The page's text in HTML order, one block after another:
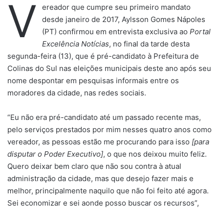
V
ereador que cumpre seu primeiro mandato
desde janeiro de 2017, Aylsson Gomes Nápoles
(PT) confirmou em entrevista exclusiva ao Portal
Excelência Notícias, no final da tarde desta
segunda-feira (13), que é pré-candidato à Prefeitura de
Colinas do Sul nas eleições municipais deste ano após seu
nome despontar em pesquisas informais entre os
moradores da cidade, nas redes sociais.
“Eu não era pré-candidato até um passado recente mas,
pelo serviços prestados por mim nesses quatro anos como
vereador, as pessoas estão me procurando para isso [para
disputar o Poder Executivo], o que nos deixou muito feliz.
Quero deixar bem claro que não sou contra à atual
administração da cidade, mas que desejo fazer mais e
melhor, principalmente naquilo que não foi feito até agora.
Sei economizar e sei aonde posso buscar os recursos”,